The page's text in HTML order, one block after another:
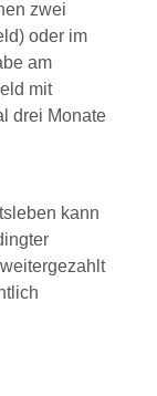
zwei
oder im
am
mit
drei Monate
kann